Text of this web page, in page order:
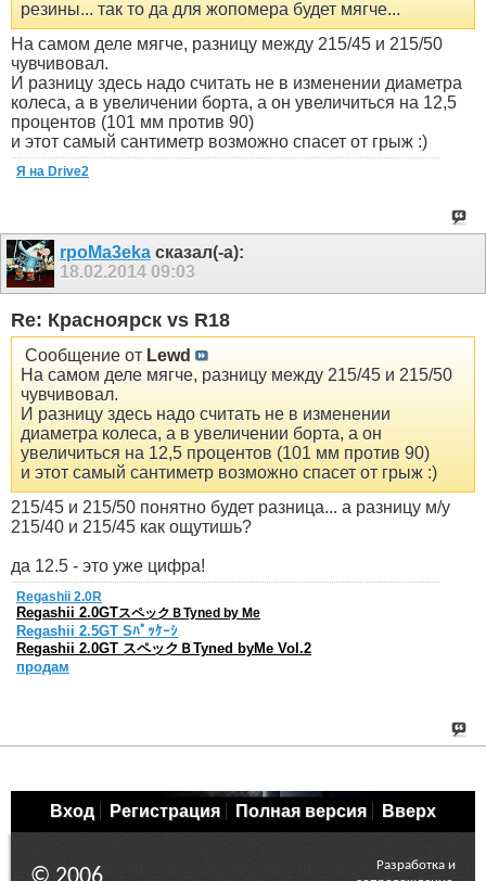
резины... так то да для жопомера будет мягче...
На самом деле мягче, разницу между 215/45 и 215/50
чувчивовал.
И разницу здесь надо считать не в изменении диаметра
колеса, а в увеличении борта, а он увеличиться на 12,5
процентов (101 мм против 90)
и этот самый сантиметр возможно спасет от грыж :)
Я на Drive2
rpoMa3eka сказал(-а):
18.02.2014 09:03
Re: Красноярск vs R18
Сообщение от Lewd
На самом деле мягче, разницу между 215/45 и 215/50
чувчивовал.
И разницу здесь надо считать не в изменении
диаметра колеса, а в увеличении борта, а он
увеличиться на 12,5 процентов (101 мм против 90)
и этот самый сантиметр возможно спасет от грыж :)
215/45 и 215/50 понятно будет разница... а разницу м/у
215/40 и 215/45 как ощутишь?
да 12.5 - это уже цифра!
Regashii 2.0R
Regashii 2.0GTスペックＢTyned by Me
Regashii 2.5GT Sﾊﾟｯｹｰｼ
Regashii 2.0GT スペックＢTyned byMe Vol.2
продам
Вход Регистрация Полная версия Вверх
Разработка и